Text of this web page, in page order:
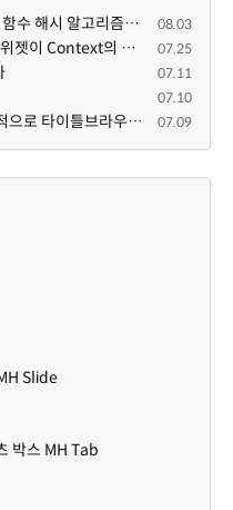
R\F\Password::checkPassword 함수 해시 알고리즘을 암시적으로 호출하는 경우 Argon2id 해시 비교 실패 08.03
[page] 위젯 페이지 편집 화면에서 위젯이 Context의 module_info를 덮어쓰면 저장이 ERR_ACT_IS_NOT_STANDALONE으로 실패 07.25
07.11
07.10
( 게시판 분류/카테고리) 마다 개별적으로 타이틀브라우저 제목 및 seo설명 넣을 수 있으면 어떨지 해서 글 등록해봅니다. 07.09
Slide
박스 MH Tab